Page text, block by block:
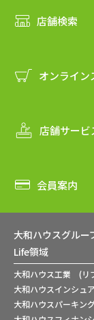
店舗検索
オンライン
店舗サービ
会員案内
大和ハウスグルー
Life領域
大和ハウス工業 (リ
大和ハウスインシュ
大和ハウスパーキン